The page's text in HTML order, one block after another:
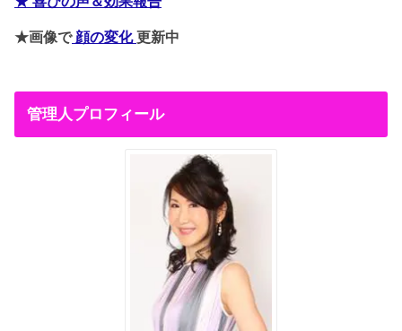
★画像で顔の変化 更新中
管理人プロフィール